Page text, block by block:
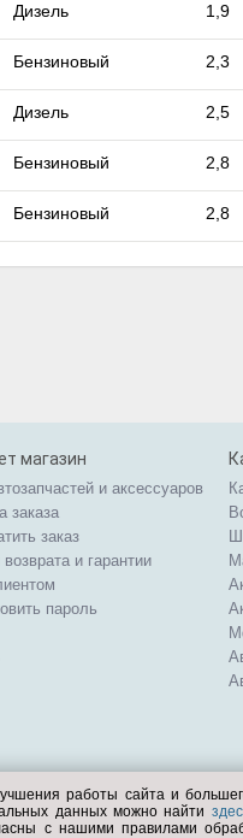
Дизель 1,9
Бензиновый 2,3
Дизель 2,5
Бензиновый 2,8
Бензиновый 2,8
магазин
и аксессуаров
заказа
заказ
и гарантии
пароль
работы сайта и
данных можно найти
с нашими правилами